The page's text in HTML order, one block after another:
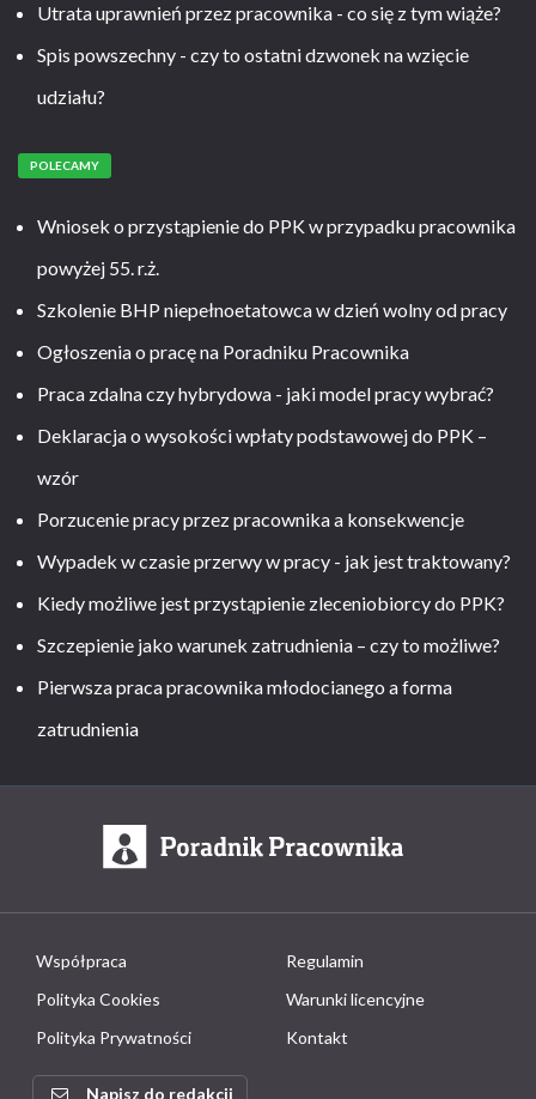
Utrata uprawnień przez pracownika - co się z tym wiąże?
Spis powszechny - czy to ostatni dzwonek na wzięcie
udziału?
POLECAMY
Wniosek o przystąpienie do PPK w przypadku pracownika
powyżej 55. r.ż.
Szkolenie BHP niepełnoetatowca w dzień wolny od pracy
Ogłoszenia o pracę na Poradniku Pracownika
Praca zdalna czy hybrydowa - jaki model pracy wybrać?
Deklaracja o wysokości wpłaty podstawowej do PPK –
wzór
Porzucenie pracy przez pracownika a konsekwencje
Wypadek w czasie przerwy w pracy - jak jest traktowany?
Kiedy możliwe jest przystąpienie zleceniobiorcy do PPK?
Szczepienie jako warunek zatrudnienia – czy to możliwe?
Pierwsza praca pracownika młodocianego a forma
zatrudnienia
Współpraca
Regulamin
Polityka Cookies
Warunki licencyjne
Polityka Prywatności
Kontakt
Napisz do redakcji